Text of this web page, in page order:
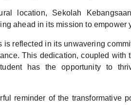
location, Sekolah
ahead in its mission to empower
is reflected in its unwavering
This dedication, coupled with
has the opportunity to
reminder of the transformative